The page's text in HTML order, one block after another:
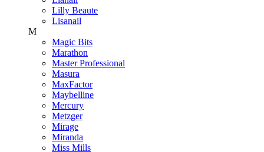
Lilly Beaute
Lisanail
M
Magic Bits
Marathon
Master Professional
Masura
MaxFactor
Maybelline
Mercury
Metzger
Mirage
Miranda
Miss Mills